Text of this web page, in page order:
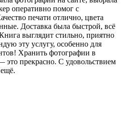
оперативно помог с
печати отлично, цвета
Доставка была быстрой, всё
выглядит стильно, приятно
эту услугу, особенно для
Хранить фотографии в
это прекрасно. С удовольствием
ещё.